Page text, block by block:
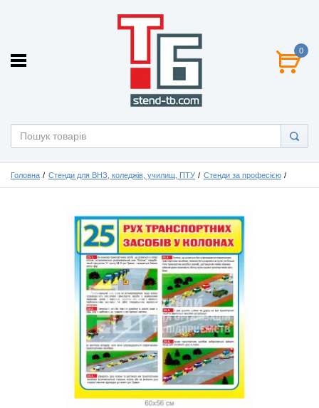
0
Головна Стенди для ВНЗ, коледжів, училищ, ПТУ Стенди за професією